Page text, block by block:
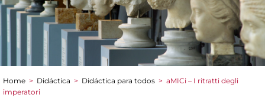
You are here
Home > Didáctica > Didáctica para todos > aMICi – I ritratti degli
imperatori